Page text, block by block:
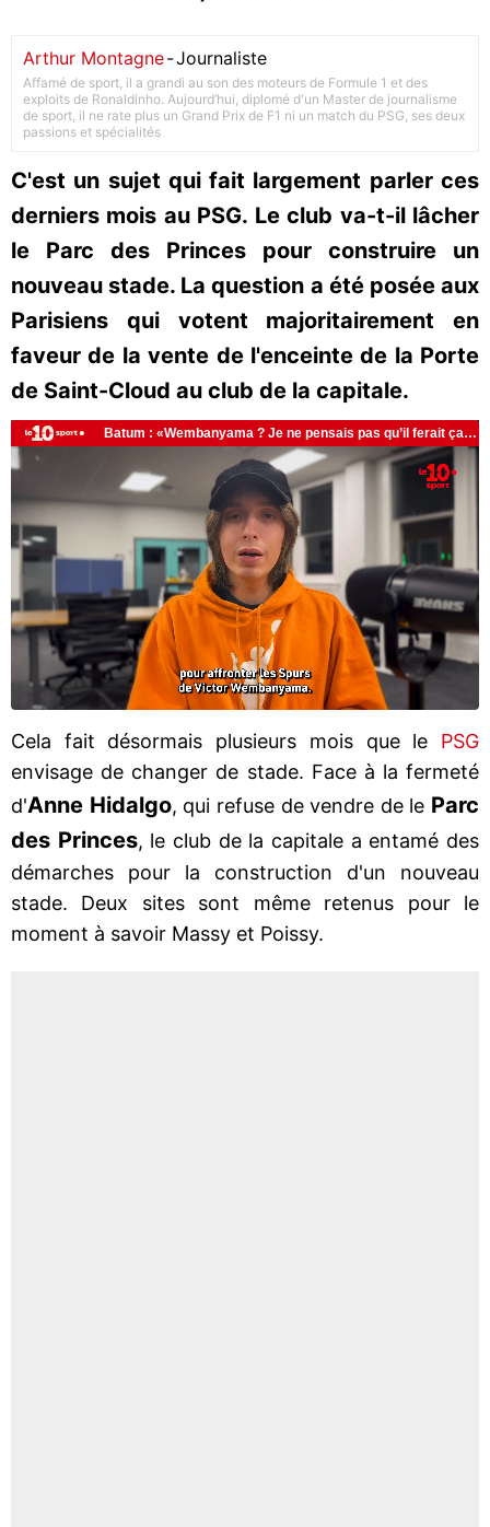
Arthur Montagne-Journaliste
Affamé de sport, il a grandi au son des moteurs de Formule 1 et des
exploits de Ronaldinho. Aujourd’hui, diplomé d'un Master de journalisme
de sport, il ne rate plus un Grand Prix de F1 ni un match du PSG, ses deux
passions et spécialités
C'est un sujet qui fait largement parler ces
derniers mois au PSG. Le club va-t-il lâcher
le Parc des Princes pour construire un
nouveau stade. La question a été posée aux
Parisiens qui votent majoritairement en
faveur de la vente de l'enceinte de la Porte
de Saint-Cloud au club de la capitale.
Cela fait désormais plusieurs mois que le PSG
envisage de changer de stade. Face à la fermeté
d'Anne Hidalgo, qui refuse de vendre de le Parc
des Princes, le club de la capitale a entamé des
démarches pour la construction d'un nouveau
stade. Deux sites sont même retenus pour le
moment à savoir Massy et Poissy.